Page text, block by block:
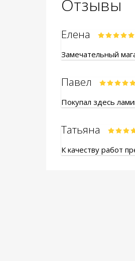
Отзывы
Елена
Замечательный
Павел
Покупал здесь
Татьяна
К качеству работ